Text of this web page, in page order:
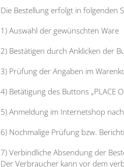
Die Bestellung erfolgt in folgenden
1) Auswahl der gewünschten Ware
2) Bestätigen durch Anklicken der
3) Prüfung der Angaben im
4) Betätigung des Buttons „PLACE
5) Anmeldung im Internetshop
6) Nochmalige Prüfung bzw.
7) Verbindliche Absendung der
Der Verbraucher kann vor dem